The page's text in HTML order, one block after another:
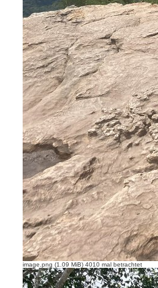
image.png (1.09 MiB) 4010 mal betrachtet